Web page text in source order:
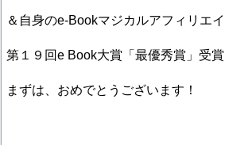
＆自身のe-Bookマジカルアフィリエ
第１９回e Book大賞「最優秀賞」受
まずは、おめでとうございます！